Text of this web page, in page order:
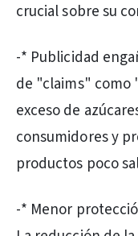
crucial sobre su
-* Publicidad
de "claims"
exceso de
consumidores y
productos poco
-* Menor